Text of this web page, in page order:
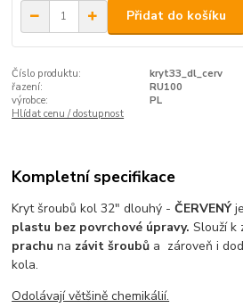
Přidat do košíku
Číslo produktu:
kryt33_dl_cerv
řazení:
RU100
výrobce:
PL
Hlídat cenu / dostupnost
Kompletní specifikace
Kryt šroubů kol 32" dlouhý -ČERVENÝj
plastu bez povrchové úpravy.Slouží k
prachu na závit šroubů a zároveň i
kola.
Odolávají většině chemikálií.